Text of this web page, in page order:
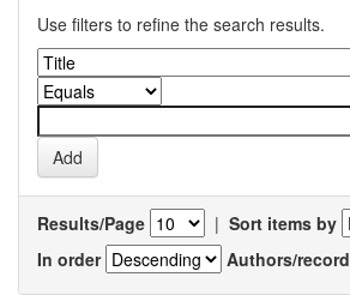
Use filters to refine the search results.
Results/Page | Sort items by
In order
Authors/record